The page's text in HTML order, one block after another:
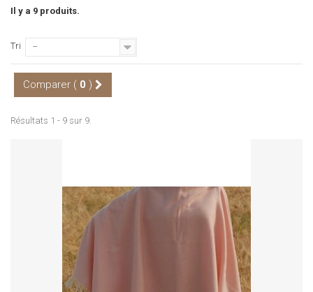
Il y a 9 produits.
Tri --
Comparer ( 0 )
Résultats 1 - 9 sur 9.